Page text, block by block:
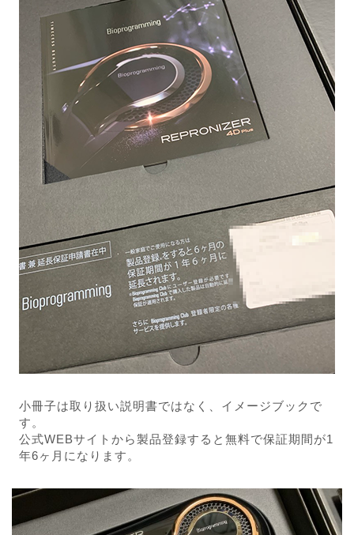
小冊子は取り扱い説明書ではなく、イメージブックで
す。
公式WEBサイトから製品登録すると無料で保証期間が1
年6ヶ月になります。